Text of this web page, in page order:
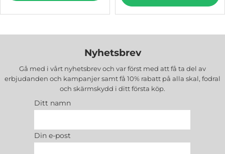
Nyhetsbrev
Gå med i vårt nyhetsbrev och var först med att få ta del av
erbjudanden och kampanjer samt få 10% rabatt på alla skal, fodral
och skärmskydd i ditt första köp.
Ditt namn
Din e-post